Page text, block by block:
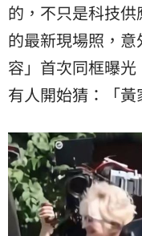
的，不只是科技
的最新現場照，
容」首次同框曝
有人開始猜：「黃